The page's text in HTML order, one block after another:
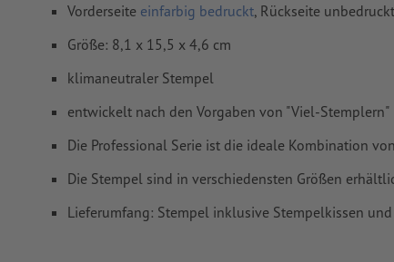
Vorderseite einfarbig bedruckt, Rückseite
Größe: 8,1 x 15,5 x 4,6 cm
klimaneutraler Stempel
entwickelt nach den Vorgaben von "Viel-Stemplern"
Die Professional Serie ist die ideale Kombination
Die Stempel sind in verschiedensten Größen
Lieferumfang: Stempel inklusive Stempelkissen